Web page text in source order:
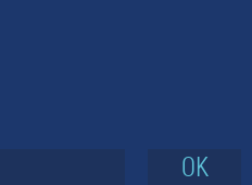
OK